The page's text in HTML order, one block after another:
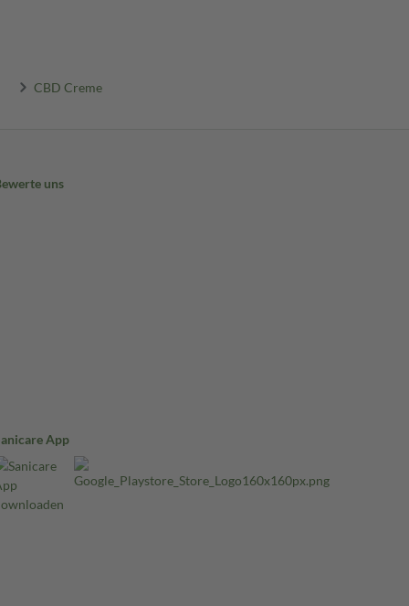
CBD Creme
uns
App